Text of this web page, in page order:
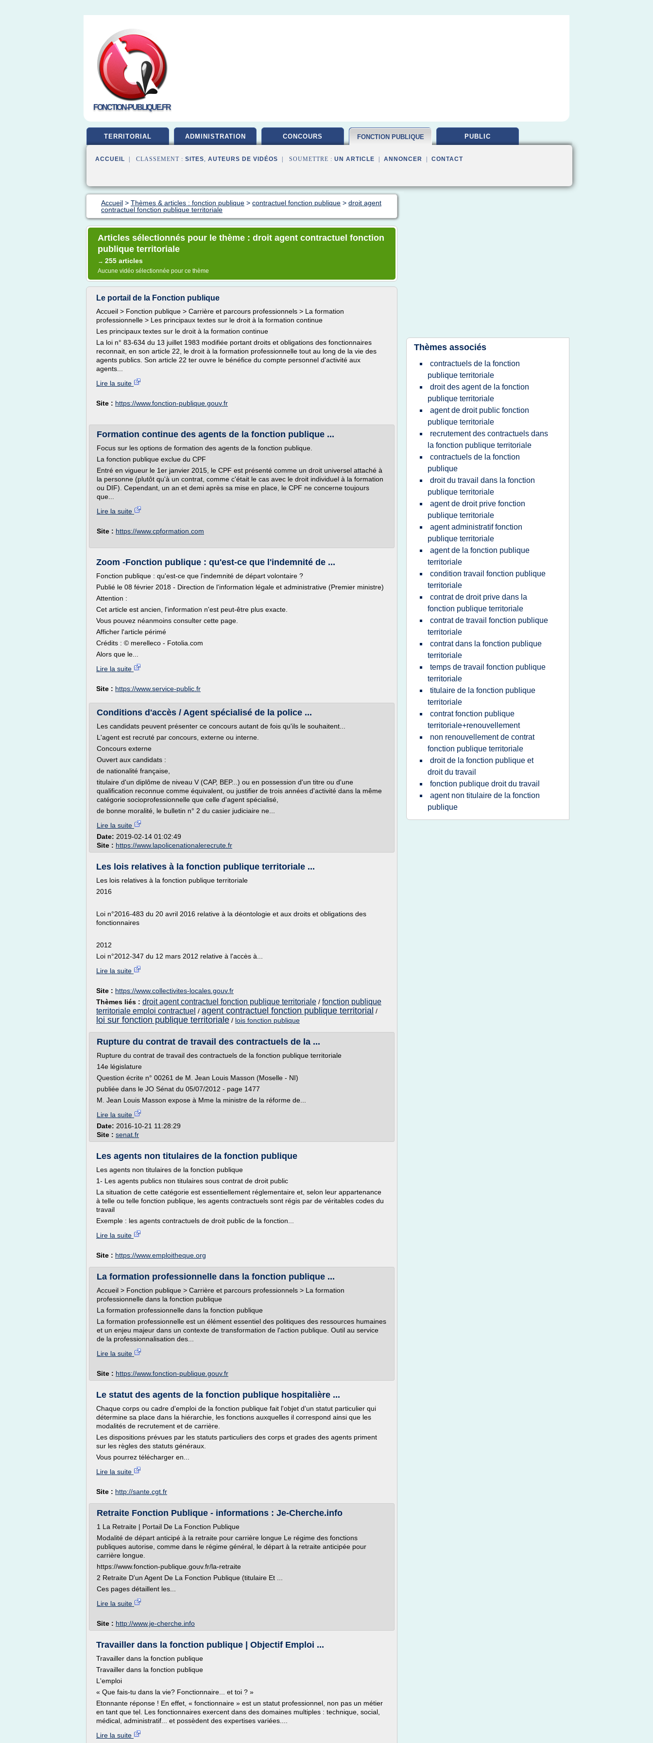
FONCTION-PUBLIQUE.FR
TERRITORIAL ADMINISTRATION CONCOURS FONCTION PUBLIQUE PUBLIC
ACCUEIL | CLASSEMENT : SITES, AUTEURS DE VIDÉOS | SOUMETTRE : UN ARTICLE ANNONCER CONTACT
Accueil > Thèmes & articles : fonction publique > contractuel fonction publique > droit agent
contractuel fonction publique territoriale
Articles sélectionnés pour le thème : droit agent contractuel fonction
publique territoriale
→ 255 articles
Aucune vidéo sélectionnée pour ce thème
Le portail de la Fonction publique
Accueil > Fonction publique > Carrière et parcours professionnels > La formation
professionnelle > Les principaux textes sur le droit à la formation continue
Les principaux textes sur le droit à la formation continue
La loi n° 83-634 du 13 juillet 1983 modifiée portant droits et obligations des fonctionnaires
reconnait, en son article 22, le droit à la formation professionnelle tout au long de la vie des
agents publics. Son article 22 ter ouvre le bénéfice du compte personnel d'activité aux
agents...
Lire la suite
Site : https://www.fonction-publique.gouv.fr
Formation continue des agents de la fonction publique ...
Focus sur les options de formation des agents de la fonction publique.
La fonction publique exclue du CPF
Entré en vigueur le 1er janvier 2015, le CPF est présenté comme un droit universel attaché à
la personne (plutôt qu'à un contrat, comme c'était le cas avec le droit individuel à la formation
ou DIF). Cependant, un an et demi après sa mise en place, le CPF ne concerne toujours
que...
Lire la suite
Site : https://www.cpformation.com
Zoom -Fonction publique : qu'est-ce que l'indemnité de ...
Fonction publique : qu'est-ce que l'indemnité de départ volontaire ?
Publié le 08 février 2018 - Direction de l'information légale et administrative (Premier ministre)
Attention :
Cet article est ancien, l'information n'est peut-être plus exacte.
Vous pouvez néanmoins consulter cette page.
Afficher l'article périmé
Crédits : © merelleco - Fotolia.com
Alors que le...
Lire la suite
Site : https://www.service-public.fr
Conditions d'accès / Agent spécialisé de la police ...
Les candidats peuvent présenter ce concours autant de fois qu'ils le souhaitent...
L'agent est recruté par concours, externe ou interne.
Concours externe
Ouvert aux candidats :
de nationalité française,
titulaire d'un diplôme de niveau V (CAP, BEP...) ou en possession d'un titre ou d'une
qualification reconnue comme équivalent, ou justifier de trois années d'activité dans la même
catégorie socioprofessionnelle que celle d'agent spécialisé,
de bonne moralité, le bulletin n° 2 du casier judiciaire ne...
Lire la suite
Date: 2019-02-14 01:02:49
Site : https://www.lapolicenationalerecrute.fr
Les lois relatives à la fonction publique territoriale ...
Les lois relatives à la fonction publique territoriale
2016
Loi n°2016-483 du 20 avril 2016 relative à la déontologie et aux droits et obligations des
fonctionnaires
2012
Loi n°2012-347 du 12 mars 2012 relative à l'accès à...
Lire la suite
Site : https://www.collectivites-locales.gouv.fr
Thèmes liés : droit agent contractuel fonction publique territoriale / fonction publique
territoriale emploi contractuel / agent contractuel fonction publique territorial /
loi sur fonction publique territoriale / lois fonction publique
Rupture du contrat de travail des contractuels de la ...
Rupture du contrat de travail des contractuels de la fonction publique territoriale
14e législature
Question écrite n° 00261 de M. Jean Louis Masson (Moselle - NI)
publiée dans le JO Sénat du 05/07/2012 - page 1477
M. Jean Louis Masson expose à Mme la ministre de la réforme de...
Lire la suite
Date: 2016-10-21 11:28:29
Site : senat.fr
Les agents non titulaires de la fonction publique
Les agents non titulaires de la fonction publique
1- Les agents publics non titulaires sous contrat de droit public
La situation de cette catégorie est essentiellement réglementaire et, selon leur appartenance
à telle ou telle fonction publique, les agents contractuels sont régis par de véritables codes du
travail
Exemple : les agents contractuels de droit public de la fonction...
Lire la suite
Site : https://www.emploitheque.org
La formation professionnelle dans la fonction publique ...
Accueil > Fonction publique > Carrière et parcours professionnels > La formation
professionnelle dans la fonction publique
La formation professionnelle dans la fonction publique
La formation professionnelle est un élément essentiel des politiques des ressources humaines
et un enjeu majeur dans un contexte de transformation de l'action publique. Outil au service
de la professionnalisation des...
Lire la suite
Site : https://www.fonction-publique.gouv.fr
Le statut des agents de la fonction publique hospitalière ...
Chaque corps ou cadre d'emploi de la fonction publique fait l'objet d'un statut particulier qui
détermine sa place dans la hiérarchie, les fonctions auxquelles il correspond ainsi que les
modalités de recrutement et de carrière.
Les dispositions prévues par les statuts particuliers des corps et grades des agents priment
sur les règles des statuts généraux.
Vous pourrez télécharger en...
Lire la suite
Site : http://sante.cgt.fr
Retraite Fonction Publique - informations : Je-Cherche.info
1 La Retraite | Portail De La Fonction Publique
Modalité de départ anticipé à la retraite pour carrière longue Le régime des fonctions
publiques autorise, comme dans le régime général, le départ à la retraite anticipée pour
carrière longue.
https://www.fonction-publique.gouv.fr/la-retraite
2 Retraite D'un Agent De La Fonction Publique (titulaire Et ...
Ces pages détaillent les...
Lire la suite
Site : http://www.je-cherche.info
Travailler dans la fonction publique | Objectif Emploi ...
Travailler dans la fonction publique
Travailler dans la fonction publique
L'emploi
« Que fais-tu dans la vie? Fonctionnaire... et toi ? »
Etonnante réponse ! En effet, « fonctionnaire » est un statut professionnel, non pas un métier
en tant que tel. Les fonctionnaires exercent dans des domaines multiples : technique, social,
médical, administratif... et possèdent des expertises variées....
Lire la suite
Thèmes associés
contractuels de la fonction
publique territoriale
droit des agent de la fonction
publique territoriale
agent de droit public fonction
publique territoriale
recrutement des contractuels dans
la fonction publique territoriale
contractuels de la fonction
publique
droit du travail dans la fonction
publique territoriale
agent de droit prive fonction
publique territoriale
agent administratif fonction
publique territoriale
agent de la fonction publique
territoriale
condition travail fonction publique
territoriale
contrat de droit prive dans la
fonction publique territoriale
contrat de travail fonction publique
territoriale
contrat dans la fonction publique
territoriale
temps de travail fonction publique
territoriale
titulaire de la fonction publique
territoriale
contrat fonction publique
territoriale+renouvellement
non renouvellement de contrat
fonction publique territoriale
droit de la fonction publique et
droit du travail
fonction publique droit du travail
agent non titulaire de la fonction
publique